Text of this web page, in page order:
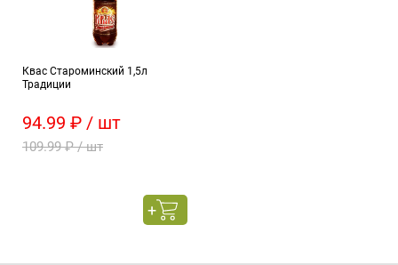
Квас Староминский 1,5л
Традиции
94.99 ₽ / шт
109.99 ₽ / шт